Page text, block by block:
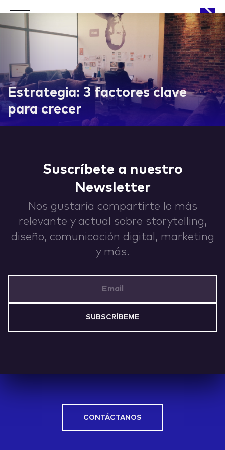
Estrategia: 3 factores clave
para crecer
Suscríbete a nuestro
Newsletter
Nos gustaría compartirte lo más
relevante y actual sobre storytelling,
diseño, comunicación digital, marketing
y más.
CONTÁCTANOS
APPROACH
WORKS
CONTACT